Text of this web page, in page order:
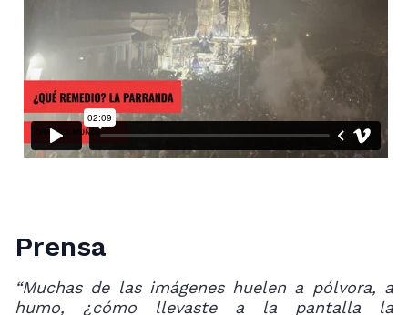
Prensa
“Muchas de las imágenes huelen a pólvora, a
humo, ¿cómo llevaste a la pantalla la